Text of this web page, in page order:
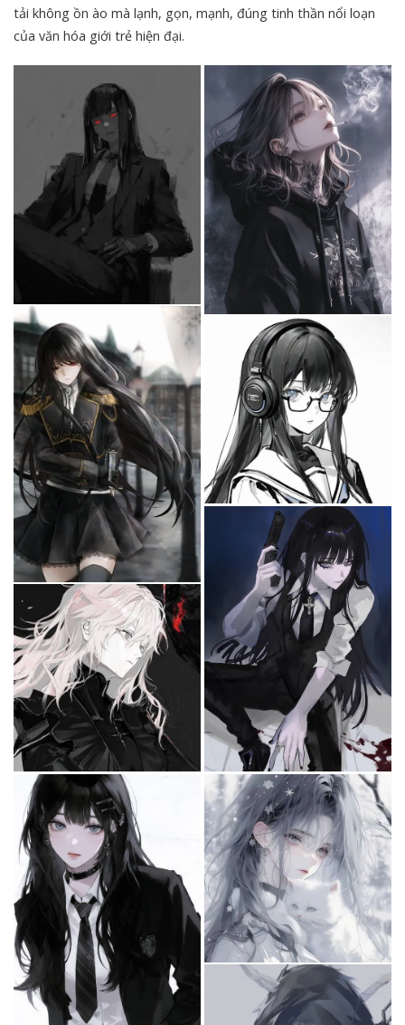
tải không ồn ào mà lạnh, gọn, mạnh, đúng tinh thần nổi loạn
của văn hóa giới trẻ hiện đại.